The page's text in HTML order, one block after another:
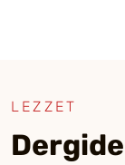
LEZZET